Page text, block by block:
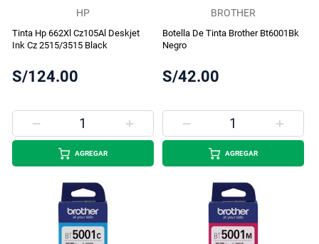
HP
Tinta Hp 662Xl Cz105Al Deskjet
Ink Cz 2515/3515 Black
S/124.00
AGREGAR
BROTHER
Botella De Tinta Brother Bt6001Bk
Negro
S/42.00
AGREGAR